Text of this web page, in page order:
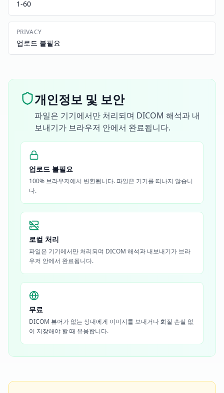
1-60
PRIVACY
업로드 불필요
개인정보 및 보안
파일은 기기에서만 처리되며 DICOM 해석과 내
보내기가 브라우저 안에서 완료됩니다.
업로드 불필요
100% 브라우저에서 변환됩니다. 파일은 기기를 떠나지 않습니
다.
로컬 처리
파일은 기기에서만 처리되며 DICOM 해석과 내보내기가 브라
우저 안에서 완료됩니다.
무료
DICOM 뷰어가 없는 상대에게 이미지를 보내거나 화질 손실 없
이 저장해야 할 때 유용합니다.